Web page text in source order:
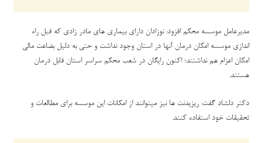
مدیرعامل موسسه محکم افزود: نوزادان دارای بیماری های مادر زادی که قبل راه
اندازی موسسه امکان درمان آنها در استان وجود نداشت و حتی به دلیل بضاعت مالی
امکان اعزام هم نداشتند؛ اکنون رایگان در شعب محکم سراسر استان قابل درمان
هستند.
دکتر دلشاد گفت: ریزیدنت ها نیز میتوانند از امکانات این موسسه برای مطالعات و
تحقیقات خود استفاده کنند.